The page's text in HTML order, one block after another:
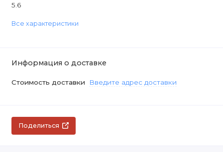
5.6
Все характеристики
Информация о доставке
Стоимость доставки Введите адрес доставки
Поделиться